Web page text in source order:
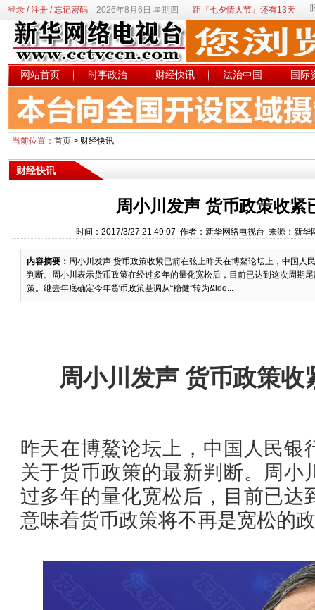
登录/注册/忘记密码 2026年8月6日 星期四 距『七夕情人节』还有13天
网站首页 时事政治 财经快讯 法治中国 国际
当前位置： 首页> 财经快讯
财经快讯
周小川发声 货币政策收紧
时间：2017/3/27 21:49:07 作者：新华网络电视台 来源：新
内容摘要： 周小川发声 货币政策收紧已箭在弦上昨天在博鰲论坛上，中国人
判断。周小川表示货币政策在经过多年的量化宽松后，目前已达到这次周期
策。继去年底确定今年货币政策基调从“稳健”转为&ldq...
周小川发声 货币政策收
昨天在博鰲论坛上，中国人民银
关于货币政策的最新判断。周小
过多年的量化宽松后，目前已达
意味着货币政策将不再是宽松的